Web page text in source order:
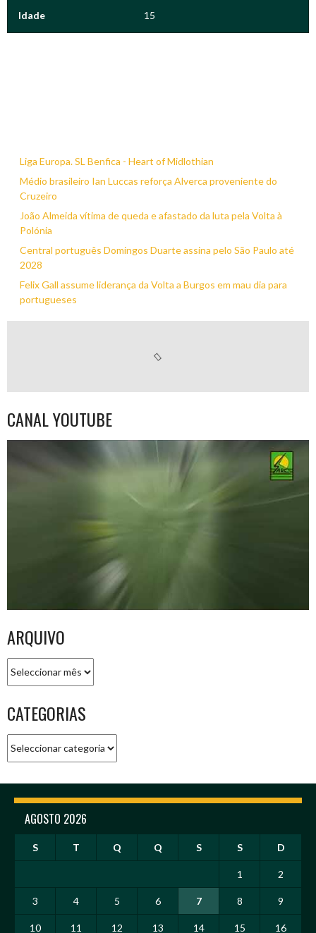
Idade 15
Liga Europa. SL Benfica - Heart of Midlothian
Médio brasileiro Ian Luccas reforça Alverca proveniente do
Cruzeiro
João Almeida vítima de queda e afastado da luta pela Volta à
Polónia
Central português Domingos Duarte assina pelo São Paulo até
2028
Felix Gall assume liderança da Volta a Burgos em mau dia para
portugueses
CANAL YOUTUBE
ARQUIVO
CATEGORIAS
AGOSTO 2026
S T Q Q S S D
1 2
3 4 5 6 7 8 9
10 11 12 13 14 15 16